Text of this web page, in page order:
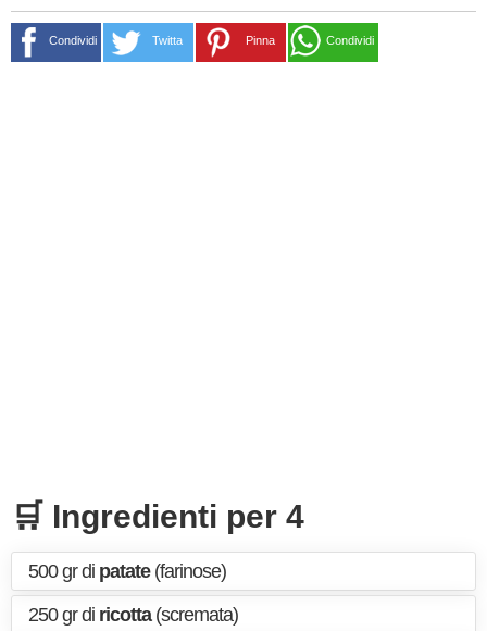
Condividi Twitta Pinna Condividi
🛒 Ingredienti per 4
500 gr di patate(farinose)
250 gr di ricotta(scremata)